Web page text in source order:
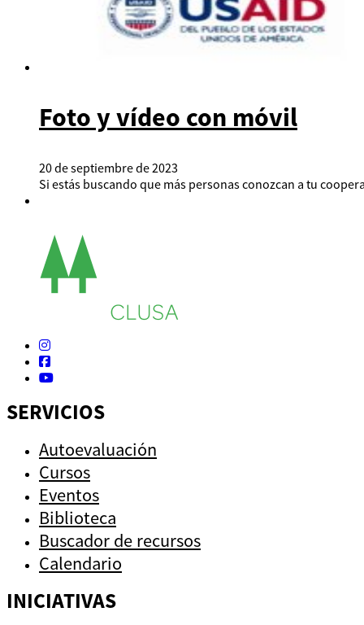
Foto y vídeo con móvil
20 de septiembre de 2023
Si estás buscando que más personas conozcan a tu
SERVICIOS
Autoevaluación
Cursos
Eventos
Biblioteca
Buscador de recursos
Calendario
INICIATIVAS